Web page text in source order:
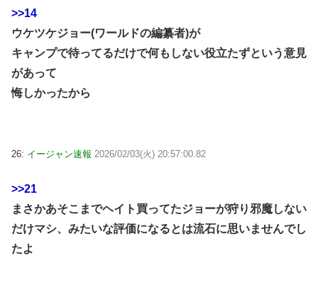
>>14
ウケツケジョー(ワールドの編纂者)が
キャンプで待ってるだけで何もしない役立たずという意見
があって
悔しかったから
26: イージャン速報 2026/02/03(火) 20:57:00.82
>>21
まさかあそこまでヘイト買ってたジョーが狩り邪魔しない
だけマシ、みたいな評価になるとは流石に思いませんでし
たよ